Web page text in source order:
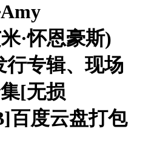
·怀恩豪斯)
行专辑、现场
[无损
百度云盘打包